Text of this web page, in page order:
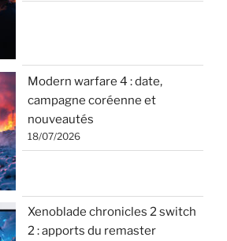
Modern warfare 4 : date,
campagne coréenne et
nouveautés
18/07/2026
Xenoblade chronicles 2 switch
2 : apports du remaster